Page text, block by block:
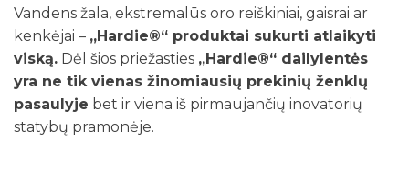
Vandens žala, ekstremalūs oro reiškiniai, gaisrai ar
kenkėjai – „Hardie®“ produktai sukurti atlaikyti
viską. Dėl šios priežasties „Hardie®“ dailylentės
yra ne tik vienas žinomiausių prekinių ženklų
pasaulyje bet ir viena iš pirmaujančių inovatorių
statybų pramonėje.